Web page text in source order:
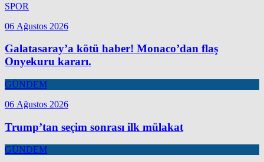
SPOR
06 Ağustos 2026
Galatasaray’a kötü haber! Monaco’dan flaş
Onyekuru kararı.
GÜNDEM
06 Ağustos 2026
Trump’tan seçim sonrası ilk mülakat
GÜNDEM